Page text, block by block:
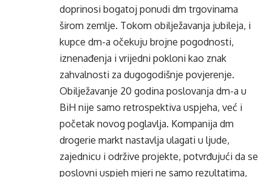
doprinosi bogatoj ponudi dm trgovinama
širom zemlje. Tokom obilježavanja jubileja, i
kupce dm-a očekuju brojne pogodnosti,
iznenađenja i vrijedni pokloni kao znak
zahvalnosti za dugogodišnje povjerenje.
Obilježavanje 20 godina poslovanja dm-a u
BiH nije samo retrospektiva uspjeha, već i
početak novog poglavlja. Kompanija dm
drogerie markt nastavlja ulagati u ljude,
zajednicu i održive projekte, potvrđujući da se
poslovni uspjeh mjeri ne samo rezultatima,